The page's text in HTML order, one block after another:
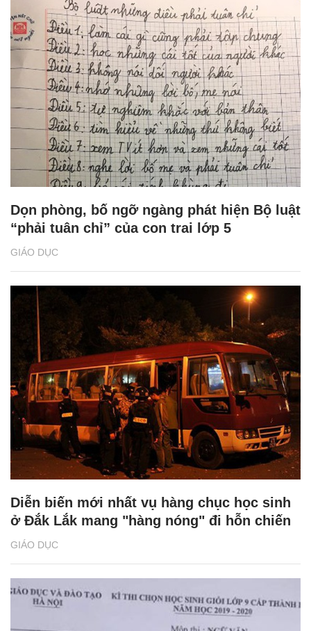
GIÁO DỤC
Dọn phòng, bố ngỡ ngàng phát hiện Bộ luật
“phải tuân chỉ” của con trai lớp 5
GIÁO DỤC
Diễn biến mới nhất vụ hàng chục học sinh
ở Đắk Lắk mang "hàng nóng" đi hỗn chiến